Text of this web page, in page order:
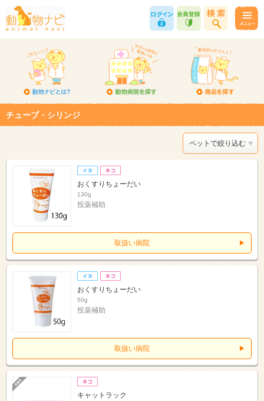
チューブ・シリンジ
ペットで絞り込む
おくすりちょーだい
130g
投薬補助
取扱い病院
おくすりちょーだい
50g
投薬補助
取扱い病院
キャットラック